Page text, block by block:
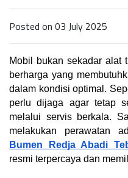
Posted on 03 July 2025
Mobil bukan sekadar alat
berharga yang
dalam kondisi optimal.
perlu dijaga agar tetap
melalui servis berkala.
melakukan perawatan
Bumen Redja Abadi
resmi terpercaya dan